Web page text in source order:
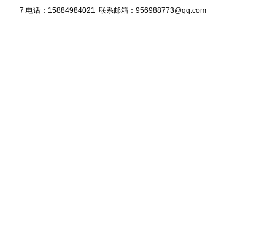
7.电话：15884984021 联系邮箱：956988773@qq.com